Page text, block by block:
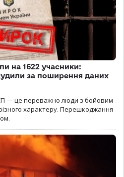
на 1622 учасники:
за поширення даних
— це переважно люди з бойовим
характеру. Перешкоджання